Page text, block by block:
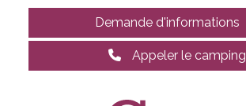
Demande d'informations
Appeler le camping